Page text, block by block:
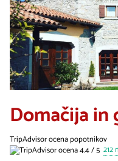
Domačija in
TripAdvisor ocena popotnikov
212